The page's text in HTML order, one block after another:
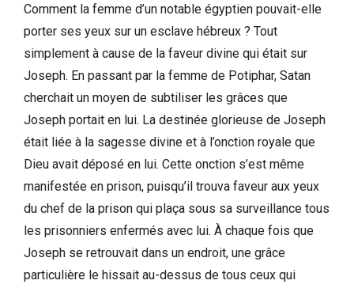
Comment la femme d’un notable égyptien pouvait-elle
porter ses yeux sur un esclave hébreux ? Tout
simplement à cause de la faveur divine qui était sur
Joseph. En passant par la femme de Potiphar, Satan
cherchait un moyen de subtiliser les grâces que
Joseph portait en lui. La destinée glorieuse de Joseph
était liée à la sagesse divine et à l’onction royale que
Dieu avait déposé en lui. Cette onction s’est même
manifestée en prison, puisqu’il trouva faveur aux yeux
du chef de la prison qui plaça sous sa surveillance tous
les prisonniers enfermés avec lui. À chaque fois que
Joseph se retrouvait dans un endroit, une grâce
particulière le hissait au-dessus de tous ceux qui